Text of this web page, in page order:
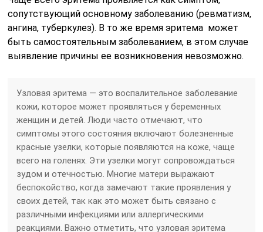
сопутствующий основному заболеванию (ревматизм,
ангина, туберкулез). В то же время эритема может
быть самостоятельным заболеванием, в этом случае
выявление причины ее возникновения невозможно.
Узловая эритема — это воспалительное заболевание
кожи, которое может проявляться у беременных
женщин и детей. Люди часто отмечают, что
симптомы этого состояния включают болезненные
красные узелки, которые появляются на коже, чаще
всего на голенях. Эти узелки могут сопровождаться
зудом и отечностью. Многие матери выражают
беспокойство, когда замечают такие проявления у
своих детей, так как это может быть связано с
различными инфекциями или аллергическими
реакциями. Важно отметить, что узловая эритема